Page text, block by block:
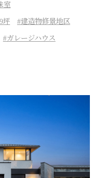
室
坪 建造物修景地区
ガレージハウス